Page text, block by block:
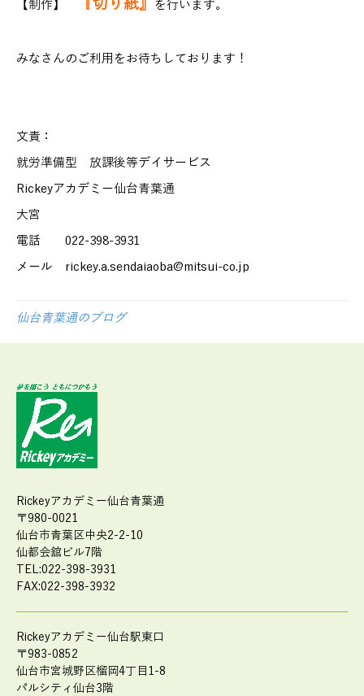
【制作】 『切り紙』 を行います。
みなさんのご利用をお待ちしております！
文責：
就労準備型 放課後等デイサービス
Rickeyアカデミー仙台青葉通
大宮
電話 022-398-3931
メール rickey.a.sendaiaoba@mitsui-co.jp
仙台青葉通のブログ
Rickeyアカデミー仙台青葉通
〒980-0021
仙台市青葉区中央2-2-10
仙都会舘ビル7階
TEL:022-398-3931
FAX:022-398-3932
Rickeyアカデミー仙台駅東口
〒983-0852
仙台市宮城野区榴岡4丁目1-8
パルシティ仙台3階